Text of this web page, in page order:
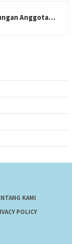
Anggota…
KAMI
POLICY